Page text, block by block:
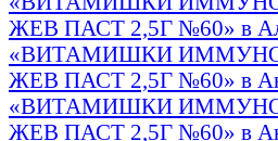
ЖЕВ ПАСТ 2,5Г №60» в
«ВИТАМИШКИ
ЖЕВ ПАСТ 2,5Г №60» в
«ВИТАМИШКИ
ЖЕВ ПАСТ 2,5Г №60» в